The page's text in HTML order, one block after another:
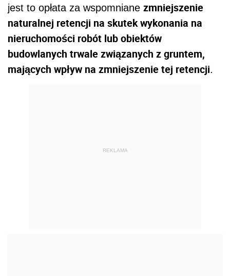
jest to opłata za wspomniane zmniejszenie
naturalnej retencji na skutek wykonania na
nieruchomości robót lub obiektów
budowlanych trwale związanych z gruntem,
mających wpływ na zmniejszenie tej retencji.
REKLAMA